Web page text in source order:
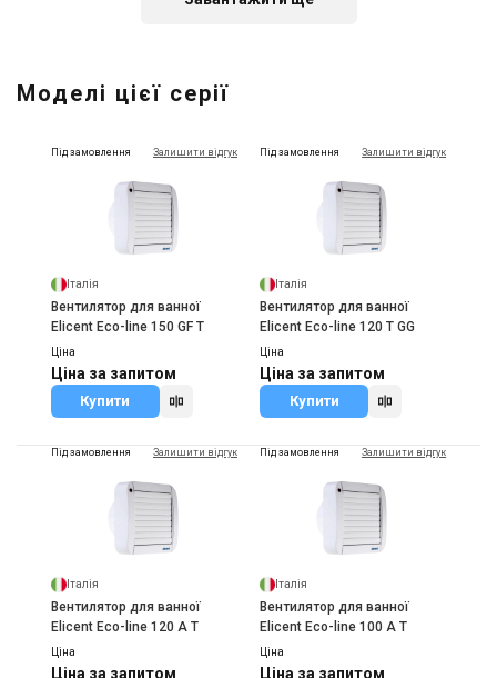
E-100 GT з таймером
Купити
Моделі цієї серії
Під замовлення Залишити відгук
Італія
Вентилятор для ванної
Elicent Eco-line 150 GF T
Ціна
Ціна за запитом
Купити
Під замовлення Залишити відгук
Італія
Вентилятор для ванної
Elicent Eco-line 120 T GG
Ціна
Ціна за запитом
Купити
Під замовлення Залишити відгук
Італія
Вентилятор для ванної
Elicent Eco-line 120 A T
Ціна
Ціна за запитом
Під замовлення Залишити відгук
Італія
Вентилятор для ванної
Elicent Eco-line 100 A T
Ціна
Ціна за запитом